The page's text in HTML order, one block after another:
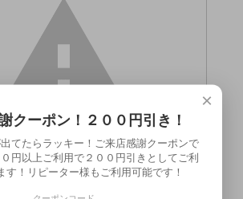
×
クーポン！２００円引き！
てたらラッキー！ご来店感謝クーポンで
円以上ご利用で２００円引きとしてご利
す！リピーター様もご利用可能です！